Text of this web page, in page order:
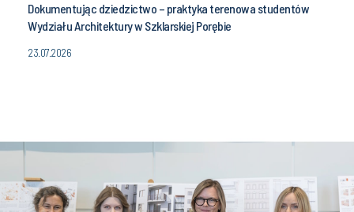
Dokumentując dziedzictwo – praktyka terenowa studentów
Wydziału Architektury w Szklarskiej Porębie
23.07.2026